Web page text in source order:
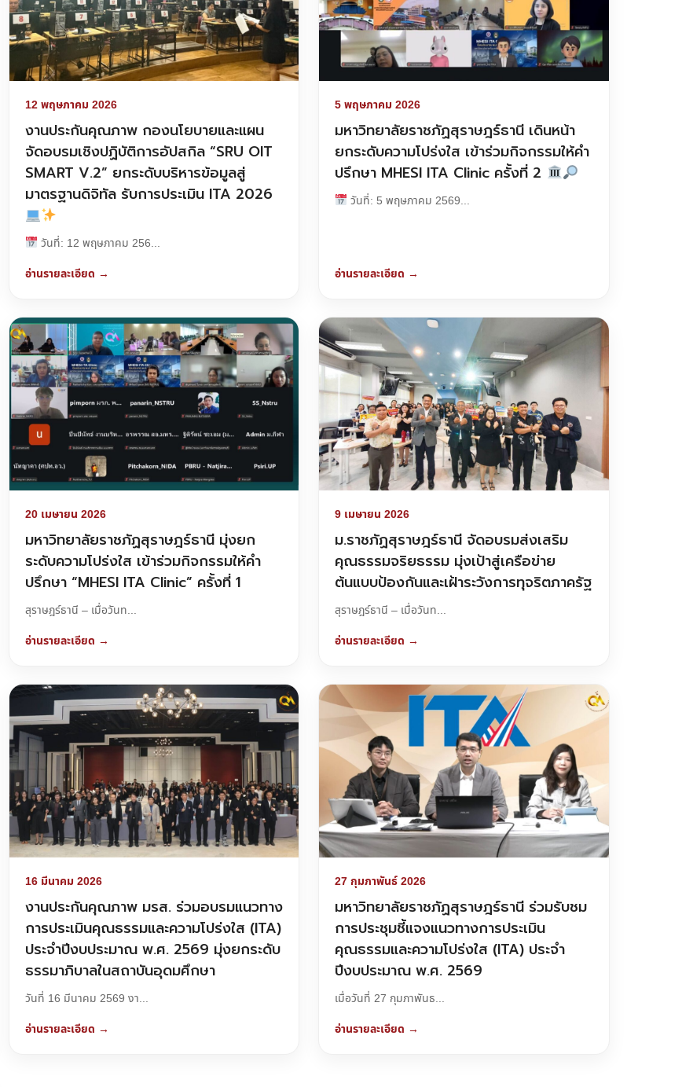
12 พฤษภาคม 2026
งานประกันคุณภาพ กองนโยบายและแผน
จัดอบรมเชิงปฏิบัติการอัปสกิล “SRU OIT
SMART V.2” ยกระดับบริหารข้อมูลสู่
มาตรฐานดิจิทัล รับการประเมิน ITA 2026
วันที่: 12 พฤษภาคม 256...
อ่านรายละเอียด →
5 พฤษภาคม 2026
มหาวิทยาลัยราชภัฏสุราษฎร์ธานี เดินหน้า
ยกระดับความโปร่งใส เข้าร่วมกิจกรรมให้คำ
ปรึกษา MHESI ITA Clinic ครั้งที่ 2
วันที่: 5 พฤษภาคม 2569...
อ่านรายละเอียด →
20 เมษายน 2026
มหาวิทยาลัยราชภัฏสุราษฎร์ธานี มุ่งยก
ระดับความโปร่งใส เข้าร่วมกิจกรรมให้คำ
ปรึกษา “MHESI ITA Clinic” ครั้งที่ 1
สุราษฎร์ธานี – เมื่อวันท...
อ่านรายละเอียด →
9 เมษายน 2026
ม.ราชภัฏสุราษฎร์ธานี จัดอบรมส่งเสริม
คุณธรรมจริยธรรม มุ่งเป้าสู่เครือข่าย
ต้นแบบป้องกันและเฝ้าระวังการทุจริตภาครัฐ
สุราษฎร์ธานี – เมื่อวันท...
อ่านรายละเอียด →
16 มีนาคม 2026
งานประกันคุณภาพ มรส. ร่วมอบรมแนวทาง
การประเมินคุณธรรมและความโปร่งใส (ITA)
ประจำปีงบประมาณ พ.ศ. 2569 มุ่งยกระดับ
ธรรมาภิบาลในสถาบันอุดมศึกษา
วันที่ 16 มีนาคม 2569 งา...
อ่านรายละเอียด →
27 กุมภาพันธ์ 2026
มหาวิทยาลัยราชภัฏสุราษฎร์ธานี ร่วมรับชม
การประชุมชี้แจงแนวทางการประเมิน
คุณธรรมและความโปร่งใส (ITA) ประจำ
ปีงบประมาณ พ.ศ. 2569
เมื่อวันที่ 27 กุมภาพันธ...
อ่านรายละเอียด →